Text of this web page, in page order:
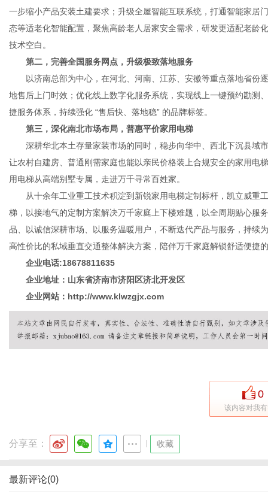
一步缩小产品安装土建要求；升级全屋智能互联系统，打通智能家居
态等适老化智能配置，聚焦高龄老人居家安全需求，研发更适配老龄
技术空白。
第二，完善全国服务网点，升级极致落地服务
以济南总部为中心，在河北、河南、江苏、安徽等重点落地省份
地售后上门时效；优化线上数字化服务系统，实现线上一键预约勘测
捷服务体系，持续强化 “售后快、落地稳” 的品牌标签。
第三，深化南北市场布局，普惠平价家用电梯
深耕华北本土存量家装市场的同时，稳步向华中、西北下沉县域
让农村自建房、普通刚需家庭也能以亲民价格装上合规安全的家用电
用电梯从高端别墅专属，走进万千寻常百姓家。
从十余年工业重工技术积淀到新锐家用电梯定制标杆，凯立威重
梯，以接地气的定制方案解决万千家庭上下楼难题，以全周期贴心服
品、以诚信深耕市场、以服务温暖用户，不断迭代产品与服务，持续
高性价比的私域垂直交通整体解决方案，陪伴万千家庭解锁舒适便捷
企业电话:18678811635
企业地址：山东省济南市济阳区济北开发区
企业网站：http://www.klwzgjx.com
0
该内容对我
分享至： 收藏
最新评论(0)